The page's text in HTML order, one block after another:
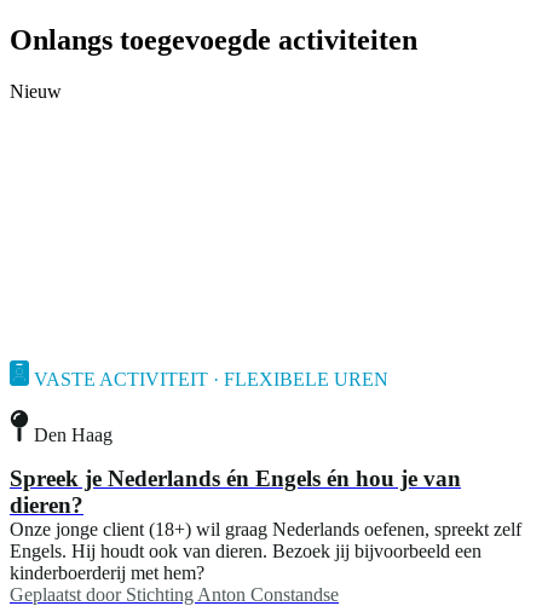
Onlangs toegevoegde activiteiten
Nieuw
VASTE ACTIVITEIT · FLEXIBELE UREN
Den Haag
Spreek je Nederlands én Engels én hou je van
dieren?
Onze jonge client (18+) wil graag Nederlands oefenen, spreekt zelf
Engels. Hij houdt ook van dieren. Bezoek jij bijvoorbeeld een
kinderboerderij met hem?
Geplaatst door Stichting Anton Constandse